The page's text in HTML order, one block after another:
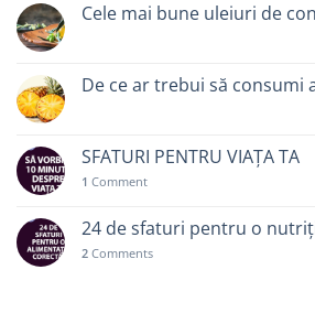
Cele mai bune uleiuri de
De ce ar trebui să consumi
SFATURI PENTRU VIAȚA TA
1 Comment
24 de sfaturi pentru o
2 Comments